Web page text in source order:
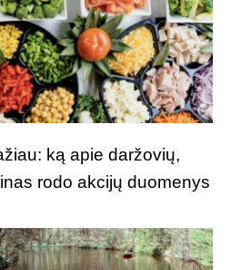
ką apie daržovių,
rodo akcijų duomenys